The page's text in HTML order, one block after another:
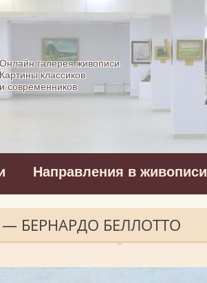
Allpainters.ru - картинная галерея
Онлайн галерея живописи.
Картины классиков
и современников
Направления в живописи
— БЕРНАРДО БЕЛЛОТТО